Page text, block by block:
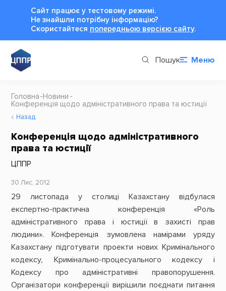
Сайт працює у тестовому режимі.
Не знайшли потрібну інформацію?
Cкористайтеся попередньою версією сайту.
Пошук Меню
Головна Новини
Конференція щодо адміністративного права та юстиції
Назад
Конференція щодо адміністративного
права та юстиції
ЦППР
30 Лис, 2012
29 листопада у столиці Казахстану відбулася
експертно-практична конференція «Роль
адміністративного права і юстиції в захисті прав
людини». Конференція зумовлена намірами уряду
Казахстану підготувати проекти нових Кримінального
кодексу, Кримінально-процесуального кодексу і
Кодексу про адміністративні правопорушення.
Організатори конференції вирішили поєднати питання